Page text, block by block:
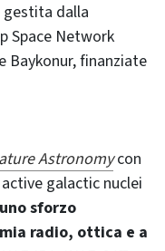
gestita dalla
Space Network
Baykonur, finanziate
Astronomycon
galactic nuclei
uno sforzo
radio, ottica e a